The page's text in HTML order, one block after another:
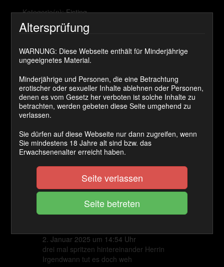
Kategorie(n):Fisting
Kommentare
25. Dezember 2024 um 10:01 Uhr
Wahnsinn, mit wie viel Liebe und Gefühl Sie fisten.
Zum Antworten anmelden
sissy-vicky sagt:
25. Dezember 2024 um 22:38 Uhr
Was ein Anblick, da wird man glatt neidisch
Zum Antworten anmelden
anders45 sagt:
2. Januar 2025 um 14:54 Uhr
drei mal spritzen hintereinander Herrin
Irgendwann tut es doch weh
Altersprüfung
WARNUNG: Diese Webseite enthält für Minderjährige
ungeeignetes Material.
Minderjährige und Personen, die eine Betrachtung
erotischer oder sexueller Inhalte ablehnen oder Personen,
denen es vom Gesetz her verboten ist solche Inhalte zu
betrachten, werden gebeten diese Seite umgehend zu
verlassen.
Sie dürfen auf diese Webseite nur dann zugreifen, wenn
Sie mindestens 18 Jahre alt sind bzw. das
Erwachsenenalter erreicht haben.
Seite verlassen